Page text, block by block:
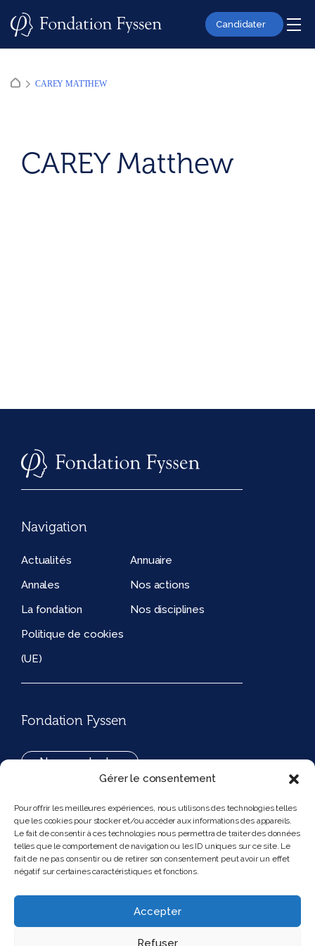
Gérer le consentement
Pour offrir les meilleures expériences, nous utilisons des technologies telles
que les cookies pour stocker et/ou accéder aux informations des appareils.
Le fait de consentir à ces technologies nous permettra de traiter des données
telles que le comportement de navigation ou les ID uniques sur ce site. Le
fait de ne pas consentir ou de retirer son consentement peut avoir un effet
négatif sur certaines caractéristiques et fonctions.
Accepter
Refuser
Candidater
CAREY MATTHEW
CAREY Matthew
Navigation
Actualités
Annuaire
Annales
Nos actions
La fondation
Nos disciplines
Politique de cookies
(UE)
Fondation Fyssen
Nous contacter
194, rue de Rivoli 75001 Paris France
Nous suivre